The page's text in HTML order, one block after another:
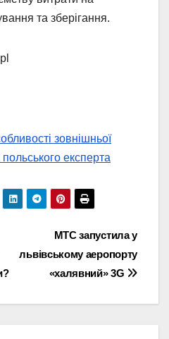
та зберігання.
зовнішньої
експерта
МТС запустила у
львівському аеропорту
«халявний» 3G